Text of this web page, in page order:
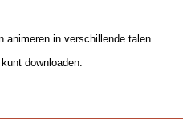
animeren in verschillende talen.
downloaden.